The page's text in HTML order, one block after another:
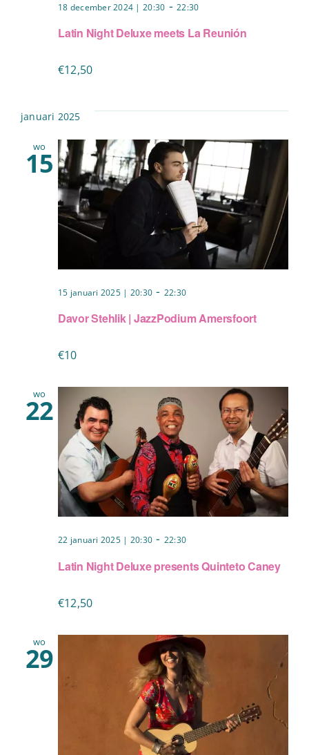
Latin Night Deluxe meets La Reunión
18 december 2024 | 20:30 - 22:30
€12,50
januari 2025
wo
15
⁠Davor Stehlik | JazzPodium Amersfoort
15 januari 2025 | 20:30 - 22:30
€10
wo
22
Latin Night Deluxe presents Quinteto Caney
22 januari 2025 | 20:30 - 22:30
€12,50
wo
29